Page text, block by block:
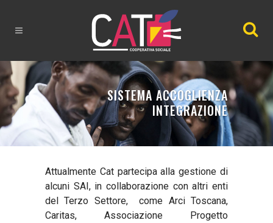
SISTEMA ACCOGLIENZA
INTEGRAZIONE
Attualmente Cat partecipa alla gestione di
alcuni SAI, in collaborazione con altri enti
del Terzo Settore, come Arci Toscana,
Caritas, Associazione Progetto